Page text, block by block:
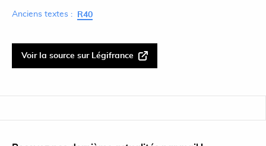
Anciens textes : R40
Voir la source sur Légifrance